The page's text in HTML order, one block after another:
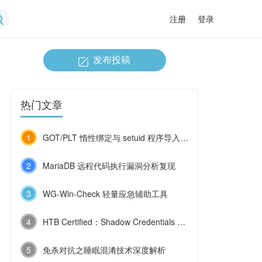
注册 登录
发布投稿
热门文章
1 GOT/PLT 惰性绑定与 setuid 程序导入函数劫持
2 MariaDB 远程代码执行漏洞分析复现
3 WG-Win-Check 轻量应急辅助工具
4 HTB Certified：Shadow Credentials 与 ESC9 的连环利用
5 免杀对抗之睡眠混淆技术深度解析